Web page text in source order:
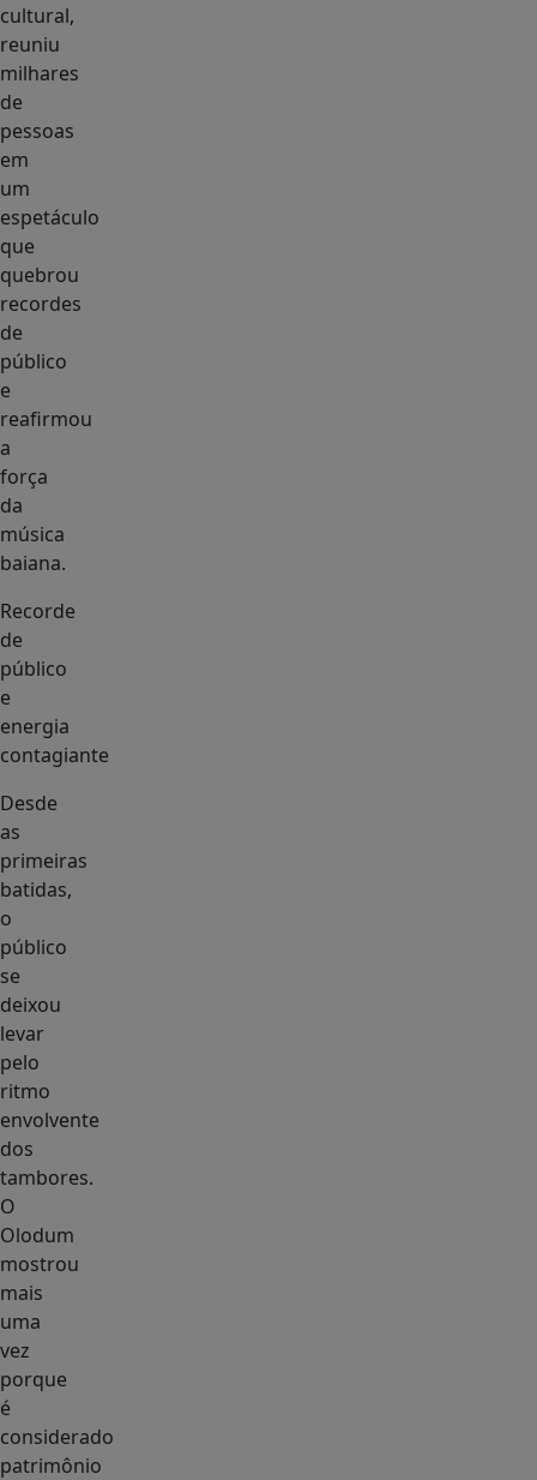
cultural,
reuniu
milhares
de
pessoas
em
um
espetáculo
que
quebrou
recordes
de
público
e
reafirmou
a
força
da
música
baiana.
Recorde
de
público
e
energia
contagiante
Desde
as
primeiras
batidas,
o
público
se
deixou
levar
pelo
ritmo
envolvente
dos
tambores.
O
Olodum
mostrou
mais
uma
vez
porque
é
considerado
patrimônio